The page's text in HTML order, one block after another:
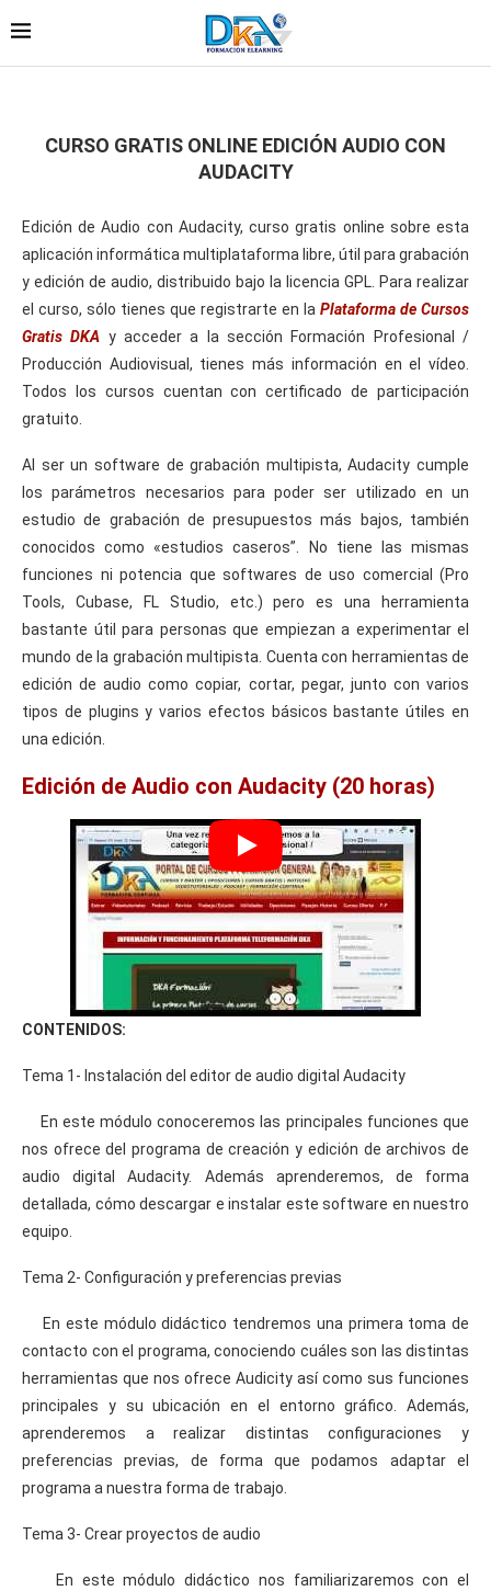
CURSO GRATIS ONLINE EDICIÓN AUDIO CON
AUDACITY
Edición de Audio con Audacity, curso gratis online sobre esta
aplicación informática multiplataforma libre, útil para grabación
y edición de audio, distribuido bajo la licencia GPL. Para realizar
el curso, sólo tienes que registrarte en la Plataforma de Cursos
Gratis DKA y acceder a la sección Formación Profesional /
Producción Audiovisual, tienes más información en el vídeo.
Todos los cursos cuentan con certificado de participación
gratuito.
Al ser un software de grabación multipista, Audacity cumple
los parámetros necesarios para poder ser utilizado en un
estudio de grabación de presupuestos más bajos, también
conocidos como «estudios caseros”. No tiene las mismas
funciones ni potencia que softwares de uso comercial (Pro
Tools, Cubase, FL Studio, etc.) pero es una herramienta
bastante útil para personas que empiezan a experimentar el
mundo de la grabación multipista. Cuenta con herramientas de
edición de audio como copiar, cortar, pegar, junto con varios
tipos de plugins y varios efectos básicos bastante útiles en
una edición.
Edición de Audio con Audacity (20 horas)
CONTENIDOS:
Tema 1- Instalación del editor de audio digital Audacity
En este módulo conoceremos las principales funciones que
nos ofrece del programa de creación y edición de archivos de
audio digital Audacity. Además aprenderemos, de forma
detallada, cómo descargar e instalar este software en nuestro
equipo.
Tema 2- Configuración y preferencias previas
En este módulo didáctico tendremos una primera toma de
contacto con el programa, conociendo cuáles son las distintas
herramientas que nos ofrece Audicity así como sus funciones
principales y su ubicación en el entorno gráfico. Además,
aprenderemos a realizar distintas configuraciones y
preferencias previas, de forma que podamos adaptar el
programa a nuestra forma de trabajo.
Tema 3- Crear proyectos de audio
En este módulo didáctico nos familiarizaremos con el